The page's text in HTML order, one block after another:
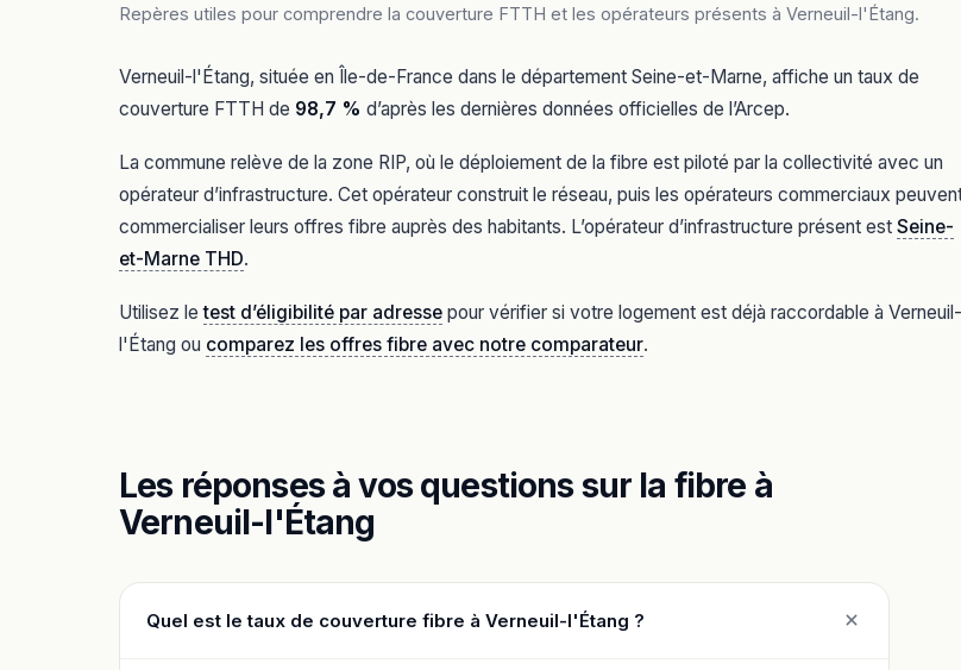
Repères utiles pour comprendre la couverture FTTH et les opérateurs présents à Verneuil-l'Étang.
Verneuil-l'Étang, située en Île-de-France dans le département Seine-et-Marne, affiche un taux de
couverture FTTH de 98,7 % d’après les dernières données officielles de l’Arcep.
La commune relève de la zone RIP, où le déploiement de la fibre est piloté par la collectivité avec un
opérateur d’infrastructure. Cet opérateur construit le réseau, puis les opérateurs commerciaux
commercialiser leurs offres fibre auprès des habitants. L’opérateur d’infrastructure présent est Seine-
et-Marne THD.
Utilisez letest d’éligibilité par adresse pour vérifier si votre logement est déjà raccordable à Verneuil-
l'Étang ou comparez les offres fibre avec notre comparateur.
Les réponses à vos questions sur la fibre à
Verneuil-l'Étang
Quel est le taux de couverture fibre à Verneuil-l'Étang ?